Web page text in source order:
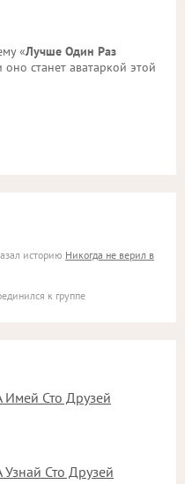
«Лучше Один Раз
оно станет аватаркой этой
историю Никогда не верил в
к группе
Имей Сто Друзей
Сто Друзей